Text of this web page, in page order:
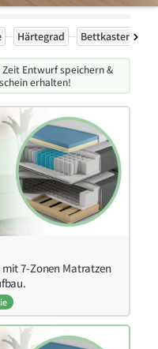
Härtegrad Bettkasten
Entwurf speichern &
erhalten!
7-Zonen Matratzen